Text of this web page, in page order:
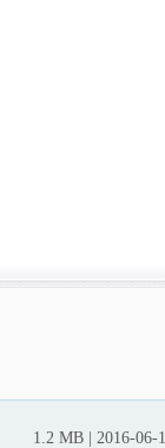
1.2 MB | 2016-06-